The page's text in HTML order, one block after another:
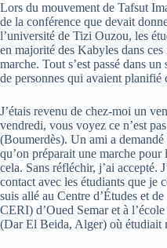
Lors du mouvement de Tafsut
de la conférence que devait
l’université de Tizi Ouzou, les
en majorité des Kabyles dans
marche. Tout s’est passé dans
de personnes qui avaient planifié
J’étais revenu de chez-moi un
vendredi, vous voyez ce n’est
(Boumerdès). Un ami a
qu’on préparait une marche
cela. Sans réfléchir, j’ai accepté.
contact avec les étudiants que je
suis allé au Centre d’Études et
CERI) d’Oued Semar et à
(Dar El Beida, Alger) où étudiait